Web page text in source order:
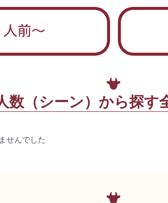
数（シーン）から探す
せんでした